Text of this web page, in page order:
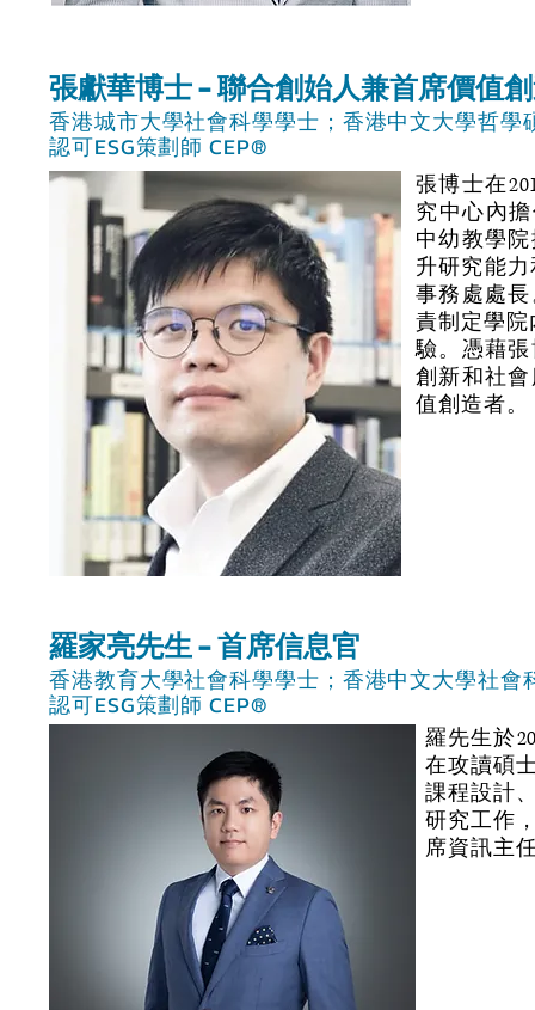
張獻華博士 - 聯合創始人兼首席價值
香港城市大學社會科學學士；香港中文大學哲
認可ESG策劃師 CEP®
張博士在
究中心內
中幼教學
升研究能力
事務處處
責制定學院
驗。憑藉
創新和社
值創造者。
羅家亮先生 - 首席信息官
香港教育大學社會科學學士；香港中文大學社會
認可ESG策劃師 CEP®
羅先生於
在攻讀碩
課程設計
研究工作
席資訊主